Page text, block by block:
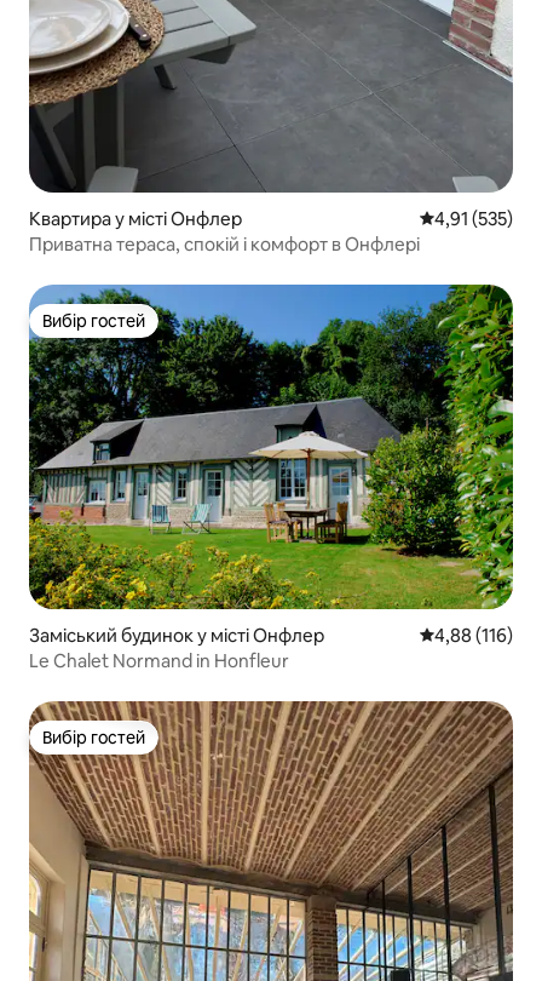
Квартира у місті Онфлер Середня
4,91 (535)
Приватна тераса, спокій і комфорт в Онфлері
Вибір гостей
Вибір гостей
Заміський будинок у місті Онфлер Середня
4,88 (116)
Le Chalet Normand in Honfleur
Вибір гостей
Вибір гостей